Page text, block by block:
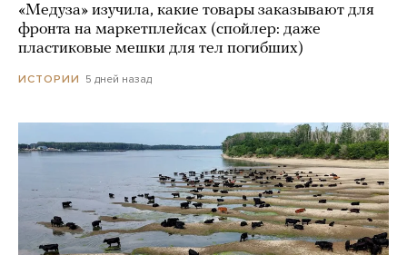
«Медуза» изучила, какие товары заказывают для
фронта на маркетплейсах (спойлер: даже
пластиковые мешки для тел погибших)
ИСТОРИИ 5 дней назад